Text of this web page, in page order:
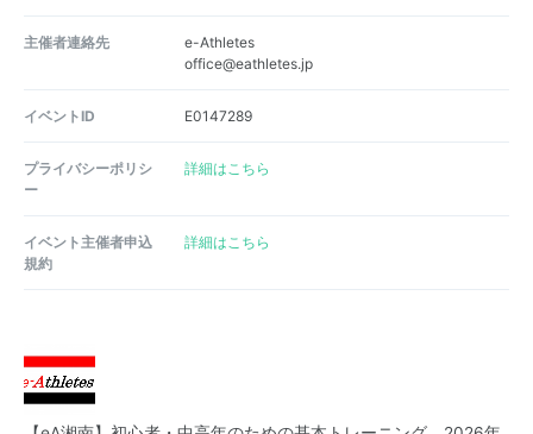
主催者連絡先
e-Athletes
office@eathletes.jp
イベントID E0147289
プライバシーポリシ
ー
詳細はこちら
イベント主催者申込
規約
詳細はこちら